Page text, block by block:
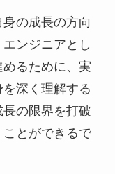
の成長の方向
ンジニアとし
るために、実
深く理解する
の限界を打破
ことができるで